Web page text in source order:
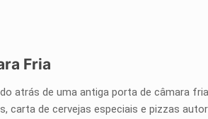
Fria
atrás de uma antiga porta de câmara
carta de cervejas especiais e pizzas